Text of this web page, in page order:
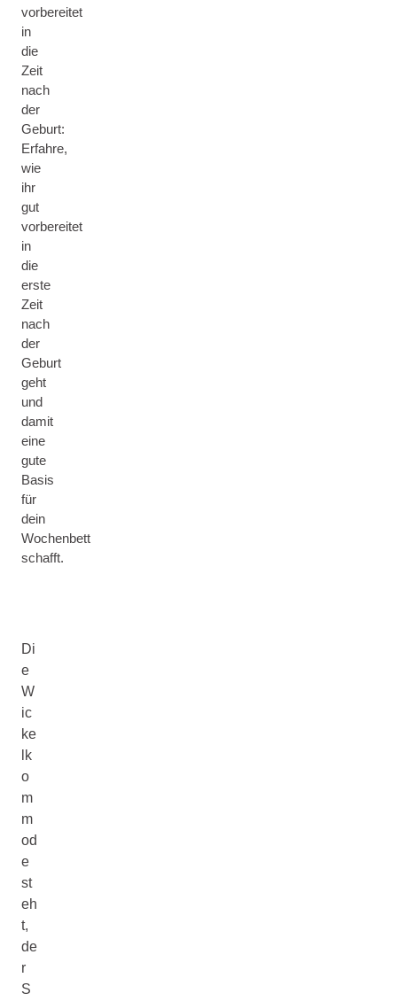
vorbereitet
in
die
Zeit
nach
der
Geburt:
Erfahre,
wie
ihr
gut
vorbereitet
in
die
erste
Zeit
nach
der
Geburt
geht
und
damit
eine
gute
Basis
für
dein
Wochenbett
schafft.
Di
e
W
ic
ke
lk
o
m
m
od
e
st
eh
t,
de
r
S